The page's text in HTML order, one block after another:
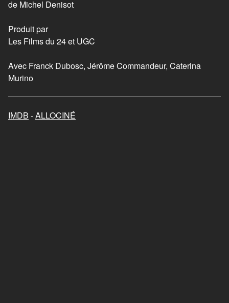
de Michel Denisot
Produit par
Les Films du 24 et UGC
Avec Franck Dubosc, Jérôme Commandeur, Caterina
Murino
IMDB -ALLOCINÉ
Les randonneuses
2023
2023